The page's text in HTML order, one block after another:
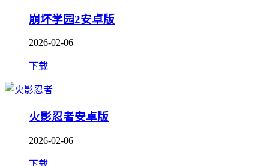
崩坏学园2安卓版
2026-02-06
下载
火影忍者安卓版
2026-02-06
下载